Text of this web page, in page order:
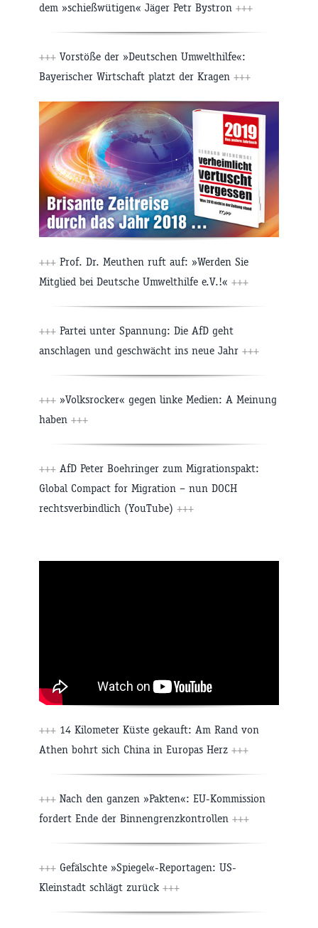
dem »schießwütigen« Jäger Petr Bystron +++
+++ Vorstöße der »Deutschen Umwelthilfe«:
Bayerischer Wirtschaft platzt der Kragen +++
+++ Prof. Dr. Meuthen ruft auf: »Werden Sie
Mitglied bei Deutsche Umwelthilfe e.V.!« +++
+++ Partei unter Spannung: Die AfD geht
anschlagen und geschwächt ins neue Jahr +++
+++ »Volksrocker« gegen linke Medien: A Meinung
haben +++
+++ AfD Peter Boehringer zum Migrationspakt:
Global Compact for Migration – nun DOCH
rechtsverbindlich (YouTube) +++
+++ 14 Kilometer Küste gekauft: Am Rand von
Athen bohrt sich China in Europas Herz +++
+++ Nach den ganzen »Pakten«: EU-Kommission
fordert Ende der Binnengrenzkontrollen +++
+++ Gefälschte »Spiegel«-Reportagen: US-
Kleinstadt schlägt zurück +++